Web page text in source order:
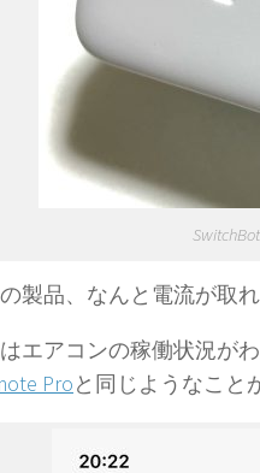
製品、なんと電流が取れ
エアコンの稼働状況が
Proと同じようなこと